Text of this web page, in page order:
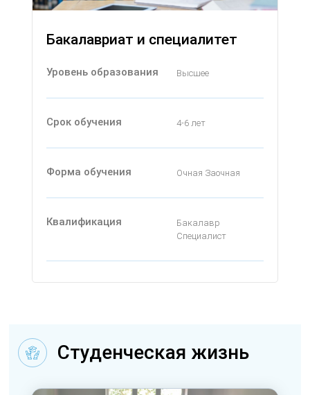
Бакалавриат и специалитет
Уровень образования Высшее
Срок обучения 4-6 лет
Форма обучения Очная Заочная
Квалификация
Бакалавр
Специалист
Студенческая жизнь